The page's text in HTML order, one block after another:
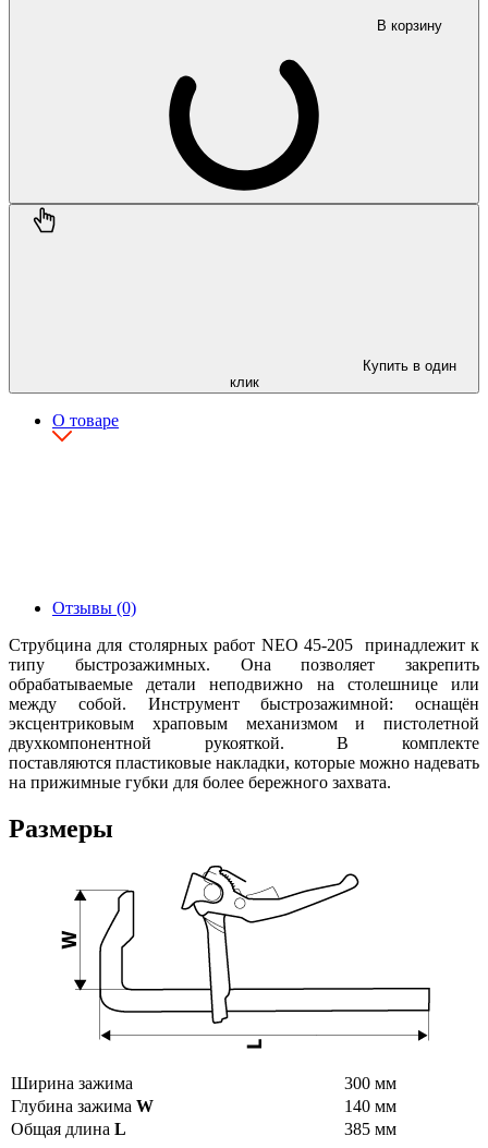
В корзину
Купить в один
клик
О товаре
Отзывы (0)
Струбцина для столярных работ NEO 45-205 принадлежит к
типу быстрозажимных. Она позволяет закрепить
обрабатываемые детали неподвижно на столешнице или
между собой. Инструмент быстрозажимной: оснащён
эксцентриковым храповым механизмом и пистолетной
двухкомпонентной рукояткой. В комплекте
поставляются пластиковые накладки, которые можно надевать
на прижимные губки для более бережного захвата.
Размеры
Ширина зажима
300 мм
Глубина зажима W
140 мм
Общая длина L 385 мм